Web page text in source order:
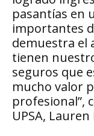
pasantías en
importantes
demuestra el
tienen
seguros que
mucho valor
profesional”,
UPSA,